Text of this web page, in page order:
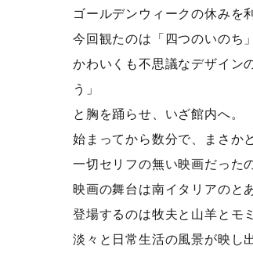
ゴールデンウィークの休みを
今回観たのは「四つのいのち
かわいくも不思議なデザイン
う」
と胸を踊らせ、いざ館内へ。
始まってから数分で、まさか
一切セリフの無い映画だった
映画の舞台は南イタリアのと
登場するのは牧夫と山羊とモ
淡々と日常生活の風景が映し
─ 座談会 「地元に根ざした家づくり」
開催日時 : 5月19日(土) 14:00 - 15:00
吉祥寺周辺で設計致しました、住宅を写
こちらのPDFをご覧ください。